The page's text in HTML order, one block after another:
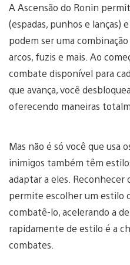
A Ascensão do Ronin
(espadas, punhos e lanças)
podem ser uma
arcos, fuzis e mais. Ao
combate disponível para
que avança, você
oferecendo maneiras
Mas não é só você que usa
inimigos também têm
adaptar a eles. Reconhecer
permite escolher um estilo
combatê-lo, acelerando a
rapidamente de estilo é a
combates.